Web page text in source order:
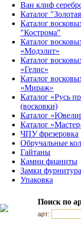
Ван клиф
Каталог
Каталог
"Кострома"
Каталог
«Модэлит»
Каталог
«Гелис»
Каталог
«Мираж»
Каталог «Русь
(восковки)
Каталог
Каталог
ЧПУ фрезеровка
Обручальные
Гайтаны
Камни фианиты
Замки фурнитура
Упаковка
Поиск по
арт: